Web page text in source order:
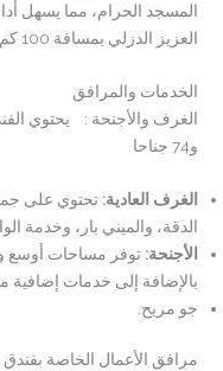
المسجد الحرام، مما يسهل
العزيز الدزلي بمسافة 100 كم فقط
الخدمات والمرافق
و74 جناحا
الغرف العادية: تحتوي على
الدقة، والميني بار، وخدمة
الأجنحة: توفر مساحات أوسع
بالإضافة إلى خدمات إضافية مثل
جو مريح.
مرافق الأعمال الخاصة